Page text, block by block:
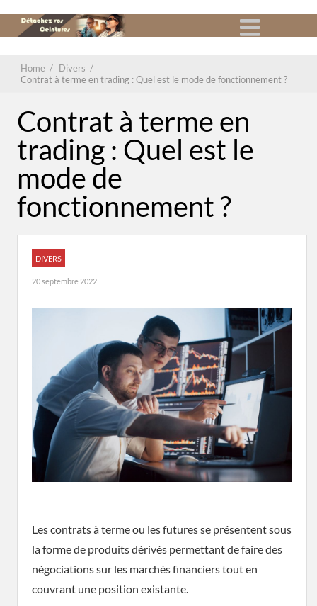
Home / Divers /
Contrat à terme en trading : Quel est le mode de fonctionnement ?
Contrat à terme en
trading : Quel est le
mode de
fonctionnement ?
DIVERS
20 septembre 2022
Les contrats à terme ou les futures se présentent sous
la forme de produits dérivés permettant de faire des
négociations sur les marchés financiers tout en
couvrant une position existante.